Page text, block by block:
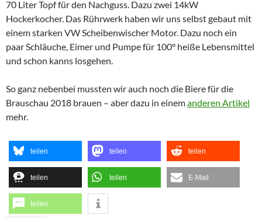
70 Liter Topf für den Nachguss. Dazu zwei 14kW
Hockerkocher. Das Rührwerk haben wir uns selbst gebaut mit
einem starken VW Scheibenwischer Motor. Dazu noch ein
paar Schläuche, Eimer und Pumpe für 100° heiße Lebensmittel
und schon kanns losgehen.
So ganz nebenbei mussten wir auch noch die Biere für die
Brauschau 2018 brauen – aber dazu in einemanderen Artikel
mehr.
teilen teilen teilen
teilen teilen E-Mail
teilen